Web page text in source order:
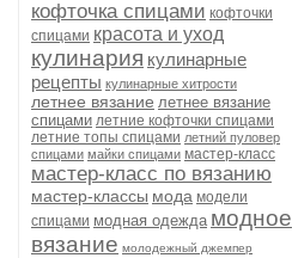
кофточка спицами кофточки
спицами красота и уход
кулинария кулинарные
рецепты кулинарные хитрости
летнее вязание летнее вязание
спицами летние кофточки спицами
летние топы спицами летний пуловер
спицами майки спицами мастер-класс
мастер-класс по вязанию
мастер-классы мода модели
спицами модная одежда модное
вязание молодежный джемпер